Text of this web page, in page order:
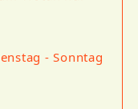
- Sonntag